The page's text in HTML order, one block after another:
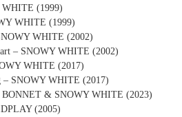
(1999)
WHITE (1999)
WHITE (2002)
– SNOWY WHITE (2002)
WHITE (2017)
– SNOWY WHITE (2017)
BONNET & SNOWY WHITE (2023)
(2005)